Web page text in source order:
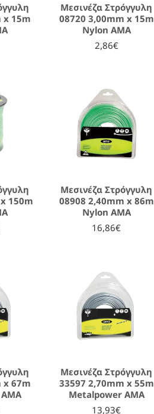
x 15m
Μεσινέζα Στρόγγυλη
08720 3,00mm x 15m
Nylon AMA
2,86€
150m
Μεσινέζα Στρόγγυλη
08908 2,40mm x 86m
Nylon AMA
16,86€
x 67m
Μεσινέζα Στρόγγυλη
33597 2,70mm x 55m
Metalpower AMA
13,93€